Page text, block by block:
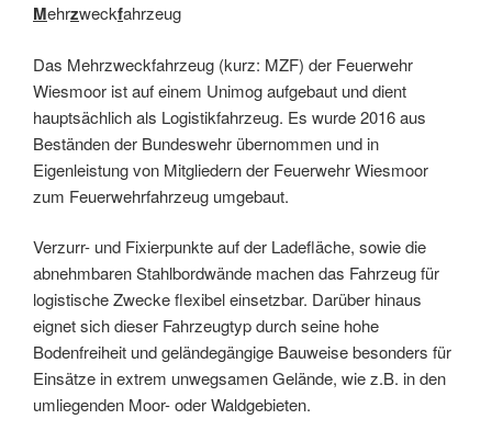
Mehrzweckfahrzeug
Das Mehrzweckfahrzeug (kurz: MZF) der Feuerwehr
Wiesmoor ist auf einem Unimog aufgebaut und dient
hauptsächlich als Logistikfahrzeug. Es wurde 2016 aus
Beständen der Bundeswehr übernommen und in
Eigenleistung von Mitgliedern der Feuerwehr Wiesmoor
zum Feuerwehrfahrzeug umgebaut.
Verzurr- und Fixierpunkte auf der Ladefläche, sowie die
abnehmbaren Stahlbordwände machen das Fahrzeug für
logistische Zwecke flexibel einsetzbar. Darüber hinaus
eignet sich dieser Fahrzeugtyp durch seine hohe
Bodenfreiheit und geländegängige Bauweise besonders für
Einsätze in extrem unwegsamen Gelände, wie z.B. in den
umliegenden Moor- oder Waldgebieten.